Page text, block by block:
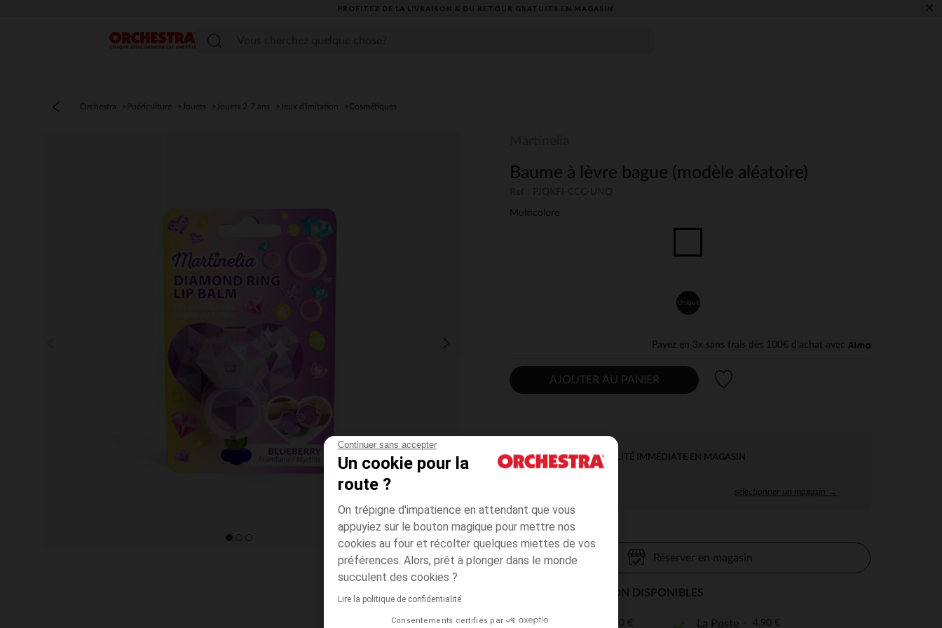
Continuer sans accepter
Un cookie pour la
route ?
On trépigne d'impatience en attendant que vous
appuyiez sur le bouton magique pour mettre nos
cookies au four et récolter quelques miettes de vos
préférences. Alors, prêt à plonger dans le monde
succulent des cookies ?
Lire la politique de confidentialité
Consentements certifiés par
PROFITEZ DE LA LIVRAISON & DU RETOUR GRATUITS EN MAGASIN​ ×
Menu
Orchestra Puériculture Jouets Jouets 2-7 ans Jeux d'imitation Cosmétiques
Baume à lèvre bague (modèle aléatoire)
Multicolore
Unique
Payez en 3x sans frais dès 100€ d'achat avec
AJOUTER AU PANIER
DISPONIBILITÉ IMMÉDIATE EN MAGASIN
sélectionner un magasin →
Réserver en magasin
MODES DE LIVRAISON DISPONIBLES
Point Relais 4,90 € La Poste 4,90 €